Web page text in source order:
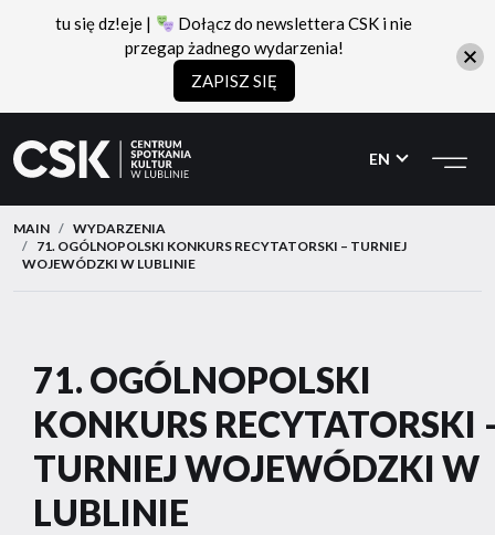
CSK
do
menu
do
treści
EN
MAIN
WYDARZENIA
71. OGÓLNOPOLSKI KONKURS RECYTATORSKI – TURNIEJ
WOJEWÓDZKI W LUBLINIE
71. OGÓLNOPOLSKI
KONKURS RECYTATORSKI
TURNIEJ WOJEWÓDZKI W
LUBLINIE
tu się dz!eje |
Dołącz do newslettera CSK i nie
przegap żadnego wydarzenia!
ZAPISZ SIĘ